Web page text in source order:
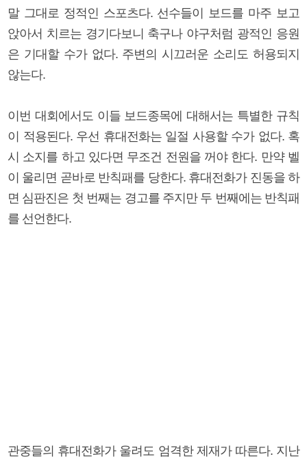
말 그대로 정적인 스포츠다. 선수들이 보드를 마주 보고
앉아서 치르는 경기다보니 축구나 야구처럼 광적인 응원
은 기대할 수가 없다. 주변의 시끄러운 소리도 허용되지
않는다.
이번 대회에서도 이들 보드종목에 대해서는 특별한 규칙
이 적용된다. 우선 휴대전화는 일절 사용할 수가 없다. 혹
시 소지를 하고 있다면 무조건 전원을 꺼야 한다. 만약 벨
이 울리면 곧바로 반칙패를 당한다. 휴대전화가 진동을 하
면 심판진은 첫 번째는 경고를 주지만 두 번째에는 반칙패
를 선언한다.
관중들의 휴대전화가 울려도 엄격한 제재가 따른다. 지난